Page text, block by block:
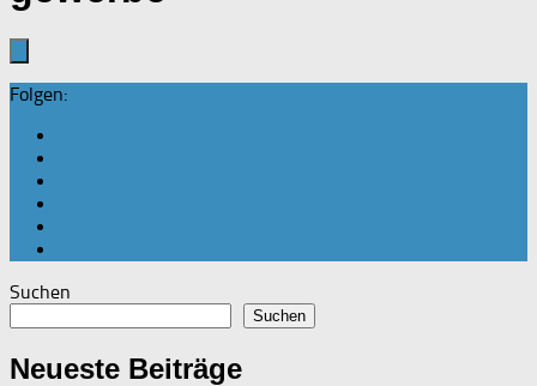
Folgen:
Suchen
Suchen
Neueste Beiträge